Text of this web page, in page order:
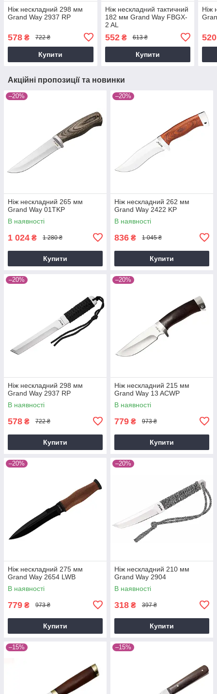
Ніж нескладний 298 мм
Grand Way 2937 RP
578 ₴ 722 ₴
Купити
Ніж нескладний тактичний
182 мм Grand Way FBGX-
2 AL
552₴ 613 ₴
Купити
Ніж
520
Акційні пропозиції та новинки
–20%
Ніж нескладний 265 мм
Grand Way 01TKP
В наявності
1 024 ₴ 1 280 ₴
Купити
–20%
Ніж нескладний 262 мм
Grand Way 2422 KP
В наявності
836 ₴ 1 045 ₴
Купити
–20%
Ніж нескладний 298 мм
Grand Way 2937 RP
В наявності
578 ₴ 722 ₴
Купити
–20%
Ніж нескладний 215 мм
Grand Way 13 ACWP
В наявності
779 ₴ 973 ₴
Купити
–20%
Ніж нескладний 275 мм
Grand Way 2654 LWB
В наявності
779 ₴ 973 ₴
Купити
–20%
Ніж нескладний 210 мм
Grand Way 2904
В наявності
318 ₴ 397 ₴
Купити
–15% –15%